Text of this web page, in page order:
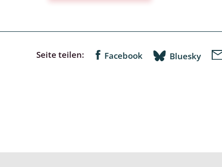
Crabronidae, Sphecidae, Pompilidae,
Chrysididae, Vespidae, Mutillidae,
Seite teilen: Facebook Bluesky